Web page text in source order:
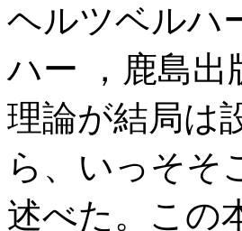
ヘルツベルハ
ハー ，鹿島
理論が結局は
ら、いっそそ
述べた。この